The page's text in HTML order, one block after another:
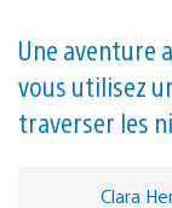
Une aventure
vous utilisez
traverser les
Clara